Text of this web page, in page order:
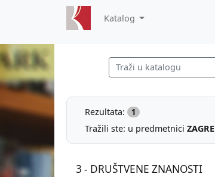
Katalog
Rezultata: 1
Tražili ste: u predmetnici
3 - DRUŠTVENE ZNANOSTI